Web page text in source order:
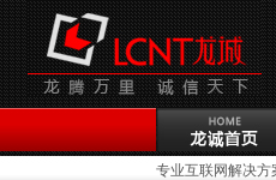
专业互联网解决